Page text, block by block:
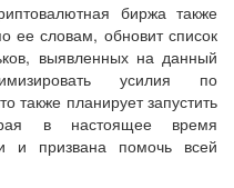
биржа также
ее словам, обновит список
выявленных на данный
усилия по
также планирует запустить
в настоящее время
и призвана помочь всей